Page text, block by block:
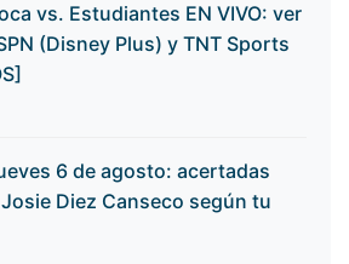
vs. Estudiantes EN VIVO: ver
(Disney Plus) y TNT Sports
6 de agosto: acertadas
Diez Canseco según tu